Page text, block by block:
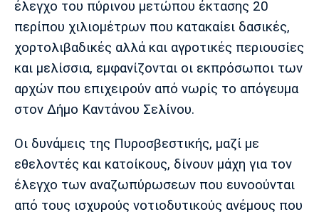
έλεγχο του πύρινου μετώπου έκτασης 20
περίπου χιλιομέτρων που κατακαίει δασικές,
χορτολιβαδικές αλλά και αγροτικές περιουσίες
και μελίσσια, εμφανίζονται οι εκπρόσωποι των
αρχών που επιχειρούν από νωρίς το απόγευμα
στον Δήμο Καντάνου Σελίνου.
Οι δυνάμεις της Πυροσβεστικής, μαζί με
εθελοντές και κατοίκους, δίνουν μάχη για τον
έλεγχο των αναζωπύρωσεων που ευνοούνται
από τους ισχυρούς νοτιοδυτικούς ανέμους που